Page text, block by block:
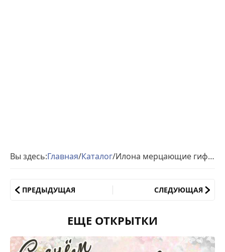
Вы здесь:Главная/Каталог/ Илона мерцающие гифы день рождения
ПРЕДЫДУЩАЯ СЛЕДУЮЩАЯ
ЕЩЕ ОТКРЫТКИ